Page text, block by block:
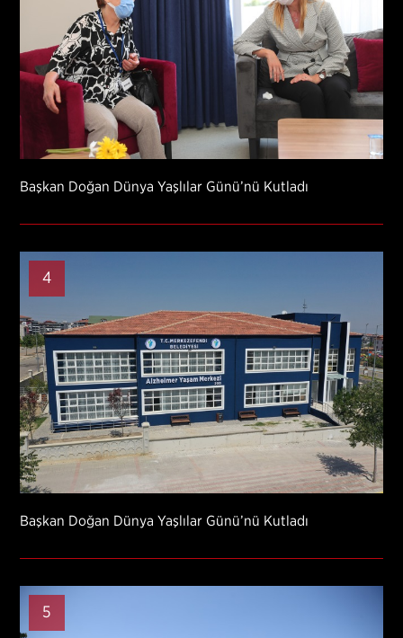
Başkan Doğan Dünya Yaşlılar Günü’nü Kutladı
4
Başkan Doğan Dünya Yaşlılar Günü’nü Kutladı
5